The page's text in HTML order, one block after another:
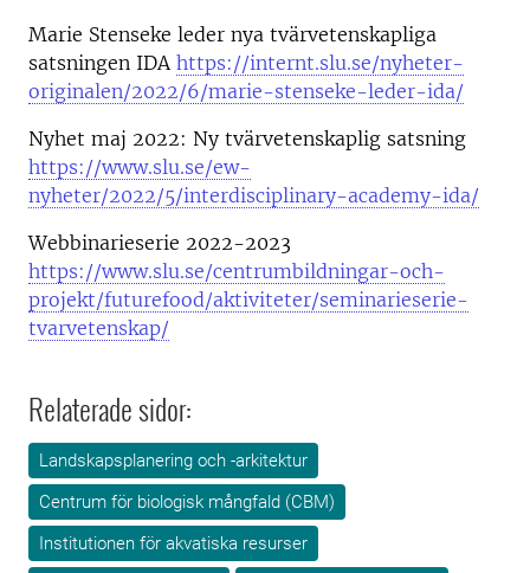
Marie Stenseke leder nya tvärvetenskapliga
satsningen IDA https://internt.slu.se/nyheter-
originalen/2022/6/marie-stenseke-leder-ida/
Nyhet maj 2022: Ny tvärvetenskaplig satsning
https://www.slu.se/ew-
nyheter/2022/5/interdisciplinary-academy-ida/
Webbinarieserie 2022-2023
https://www.slu.se/centrumbildningar-och-
projekt/futurefood/aktiviteter/seminarieserie-
tvarvetenskap/
Relaterade sidor:
Landskapsplanering och -arkitektur
Centrum för biologisk mångfald (CBM)
Institutionen för akvatiska resurser